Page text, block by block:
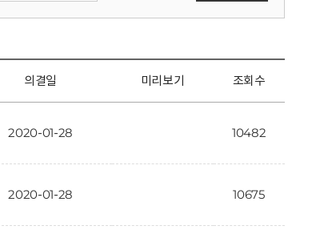
의결일 미리보기 조회수
2020-01-28 10482
2020-01-28 10675